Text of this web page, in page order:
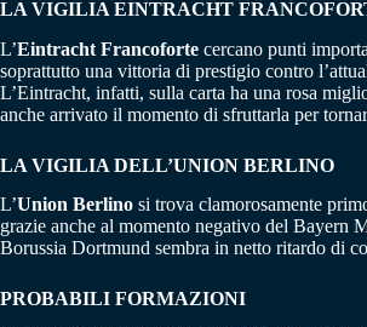
LA VIGILIA EINTRACHT
L’Eintracht Francoforte cercano punti
soprattutto una vittoria di prestigio contro
L’Eintracht, infatti, sulla carta ha una rosa
anche arrivato il momento di sfruttarla per
LA VIGILIA DELL’UNION BERLINO
L’Union Berlino si trova clamorosamente
grazie anche al momento negativo del Bayern
Borussia Dortmund sembra in netto ritardo di
PROBABILI FORMAZIONI